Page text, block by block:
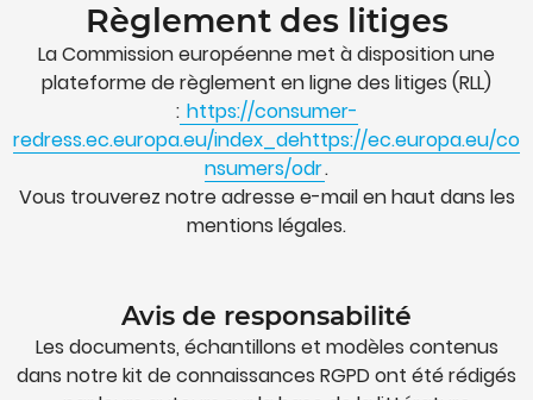
Règlement des litiges
La Commission européenne met à disposition une
plateforme de règlement en ligne des litiges (RLL)
: https://consumer-
redress.ec.europa.eu/index_dehttps://ec.europa.eu/co
nsumers/odr.
Vous trouverez notre adresse e-mail en haut dans les
mentions légales.
Avis de responsabilité
Les documents, échantillons et modèles contenus
dans notre kit de connaissances RGPD ont été rédigés